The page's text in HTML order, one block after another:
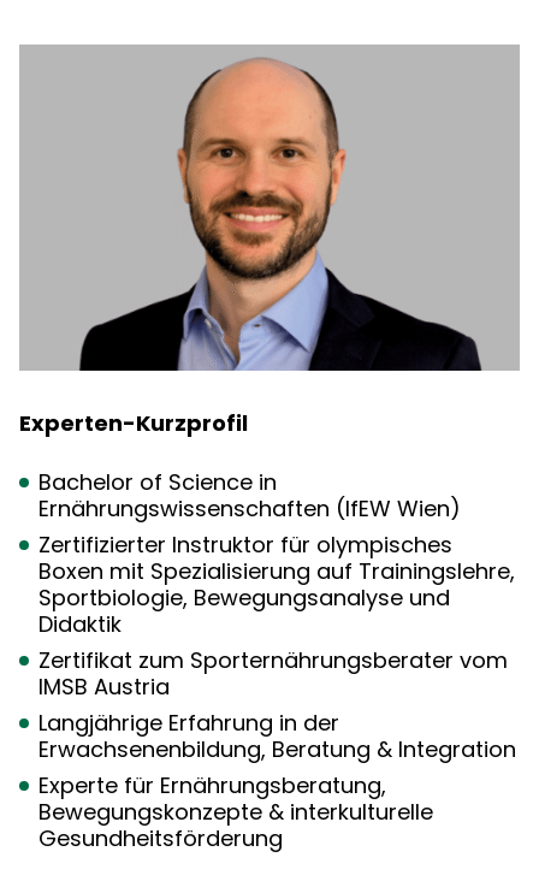
Experten-Kurzprofil
Bachelor of Science in
Ernährungswissenschaften (IfEW Wien)
Zertifizierter Instruktor für olympisches
Boxen mit Spezialisierung auf Trainingslehre,
Sportbiologie, Bewegungsanalyse und
Didaktik
Zertifikat zum Sporternährungsberater vom
IMSB Austria
Langjährige Erfahrung in der
Erwachsenenbildung, Beratung & Integration
Experte für Ernährungsberatung,
Bewegungskonzepte & interkulturelle
Gesundheitsförderung